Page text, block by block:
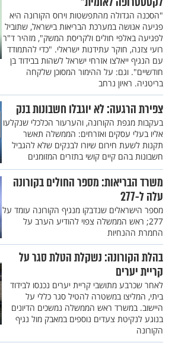
"הסכנה הגדולה מהתפשטות וירוס הקורונה היא
פגיעה אנושה במערכת הבריאות בישראל, שתוביל
לפגיעה באלפי חולים ולקריסת המשק", מזהיר ד"ר
רועי צזנה, חוקר עתידנות ישראלי. "כדי להתמודד
עם הנגיף ייאלצו אזרחי ישראל לשהות בבידוד בן
חודשיים". וגם: על ההימור המסוכן שלקחה
בריטניה. ראיון נרחב
צפירת הרגעה: לא יוגבלו חשבונות בנק
בעקבות מגפת הקורונה, והערעור הכלכלי שנקלעו
אליו בעלי עסקים ואזרחים: הממשלה תאשר
תקנות לשעת חירום שיורו לבנקים שלא להגביל
חשבונות בהם קיים קושי בתזרים המזומנים
משרד הבריאות: מספר החולים בקורונה
עלה ל-277
מספר הישראלים שנדבקו מנגיף הקורונה עומד על
277; ראש הממשלה צפוי להודיע הערב על
החמרת ההנחיות
בהלת הקורונה: נשקלת הטלת סגר על
קריית יערים
לאחר שכרבע מתושבי קריית יערים נכנסו לבידוד
ביתי, המליצו במשטרה להטיל סגר כללי על
היישוב. במשרד ראש הממשלה נמשכים הדיונים
בנוגע לנקיטת צעדים נוספים במאבק מול נגיף
הקורונה